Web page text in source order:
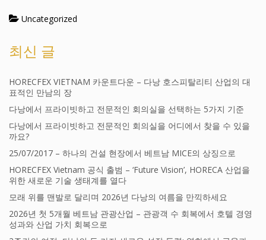
Uncategorized
최신 글
HORECFEX VIETNAM 카운트다운 – 다낭 호스피탈리티 산업의 대
표적인 만남의 장
다낭에서 프라이빗하고 전문적인 회의실을 선택하는 5가지 기준
다낭에서 프라이빗하고 전문적인 회의실을 어디에서 찾을 수 있을
까요?
25/07/2017 – 하나의 건설 현장에서 베트남 MICE의 상징으로
HORECFEX Vietnam 공식 출범 – ‘Future Vision’, HORECA 산업을
위한 새로운 기술 생태계를 열다
모래 위를 맨발로 달리며 2026년 다낭의 여름을 만끽하세요
2026년 첫 5개월 베트남 관광산업 – 관광객 수 회복에서 호텔 경영
성과와 산업 가치 회복으로